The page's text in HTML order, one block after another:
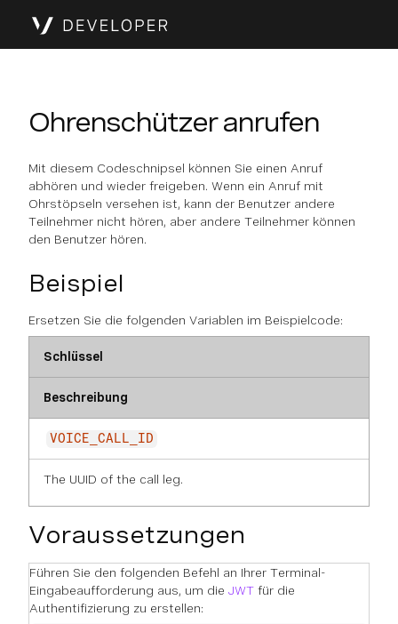
Ohrenschützer anrufen
Mit diesem Codeschnipsel können Sie einen Anruf
abhören und wieder freigeben. Wenn ein Anruf mit
Ohrstöpseln versehen ist, kann der Benutzer andere
Teilnehmer nicht hören, aber andere Teilnehmer können
den Benutzer hören.
Beispiel
Ersetzen Sie die folgenden Variablen im Beispielcode:
Schlüssel
Beschreibung
VOICE_CALL_ID
The UUID of the call leg.
Voraussetzungen
Führen Sie den folgenden Befehl an Ihrer Terminal-
Eingabeaufforderung aus, um die JWT für die
Authentifizierung zu erstellen: